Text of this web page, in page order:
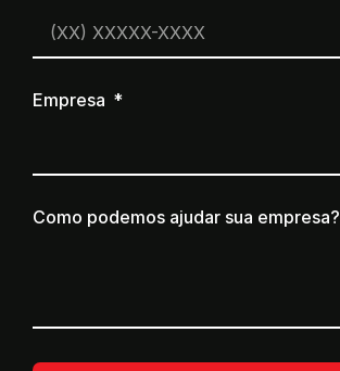
Empresa
Como podemos ajudar sua empresa?